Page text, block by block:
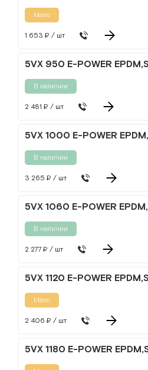
Мало
1 653 ₽ / шт
5VX 950 E-POWER
В наличии
2 481 ₽ / шт
5VX 1000 E-POWER
В наличии
3 265 ₽ / шт
5VX 1060 E-POWER
В наличии
2 277 ₽ / шт
5VX 1120 E-POWER
Мало
2 406 ₽ / шт
5VX 1180 E-POWER